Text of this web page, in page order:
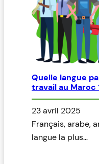
Quelle langue
travail au Maroc
23 avril 2025
Français, arabe,
langue la plus…